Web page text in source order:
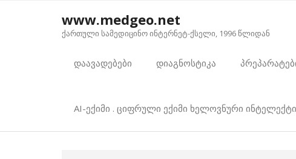
www.medgeo.net
ქართული სამედიცინო ინტერნეტ-ქსელი, 1996 წლიდან
დაავადებები დიაგნოსტიკა
AI-ექიმი . ციფრული ექიმი ხელოვნური